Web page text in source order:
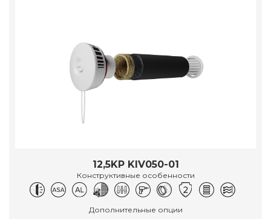
12,5KP KIV050-01
Конструктивные особенности
Дополнительные опции